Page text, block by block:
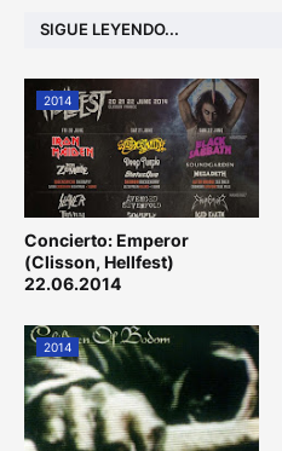
SIGUE LEYENDO...
2014
Concierto: Emperor
(Clisson, Hellfest)
22.06.2014
2014